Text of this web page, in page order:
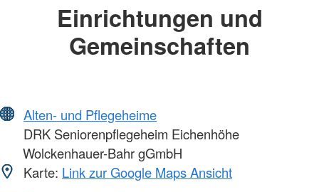
Einrichtungen und
Gemeinschaften
Alten- und Pflegeheime
DRK Seniorenpflegeheim Eichenhöhe
Wolckenhauer-Bahr gGmbH
Karte: Link zur Google Maps Ansicht